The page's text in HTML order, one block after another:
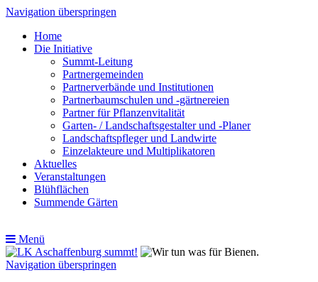
Navigation überspringen
Home
Die Initiative
Summt-Leitung
Partnergemeinden
Partnerverbände und Institutionen
Partnerbaumschulen und -gärtnereien
Partner für Pflanzenvitalität
Garten- / Landschaftsgestalter und -Planer
Landschaftspfleger und Landwirte
Einzelakteure und Multiplikatoren
Aktuelles
Veranstaltungen
Blühflächen
Summende Gärten
Menü
Navigation überspringen